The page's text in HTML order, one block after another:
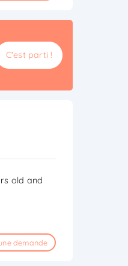
C'est parti !
old and
demande